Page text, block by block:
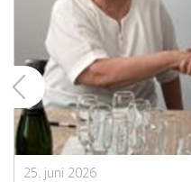
25. juni 2026